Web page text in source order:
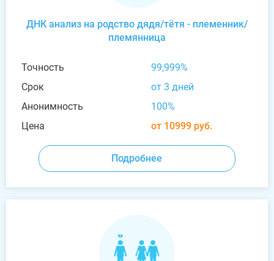
ДНК анализ на родство дядя/тётя - племенник/
племянница
Точность
99,999%
Срок
от 3 дней
Анонимность
100%
Цена
от 10999 руб.
Подробнее